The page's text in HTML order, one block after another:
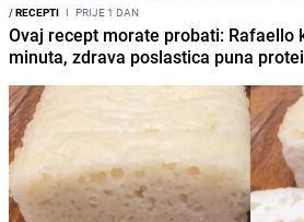
/RECEPTI I PRIJE 1 DAN
Ovaj recept morate probati: Rafaello
minuta, zdrava poslastica puna